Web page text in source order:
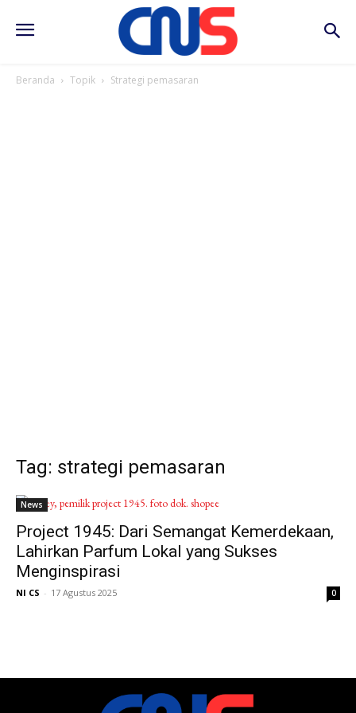
Beranda Topik Strategi pemasaran
Tag: strategi pemasaran
News
Project 1945: Dari Semangat Kemerdekaan,
Lahirkan Parfum Lokal yang Sukses
Menginspirasi
NI CS - 17 Agustus 2025 0